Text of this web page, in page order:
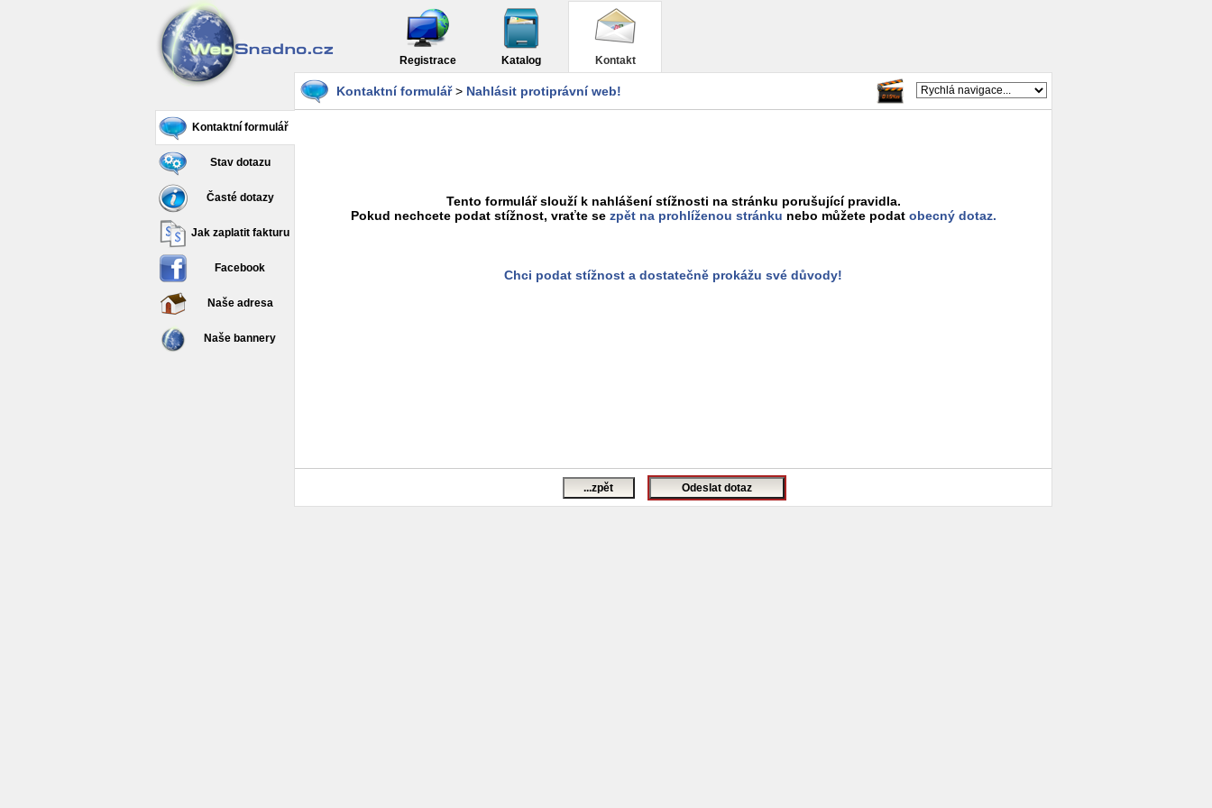
Registrace Katalog Kontakt
Kontaktní formulář
Stav dotazu
Časté dotazy
Jak zaplatit fakturu
Facebook
Naše adresa
Naše bannery
Kontaktní formulář> Nahlásit protiprávní web!
Tento formulář slouží k nahlášení stížnosti na stránku porušující pravidla.
Pokud nechcete podat stížnost, vraťte se zpět na prohlíženou stránku nebo můžete podat obecný dotaz.
Chci podat stížnost a dostatečně prokážu své důvody!